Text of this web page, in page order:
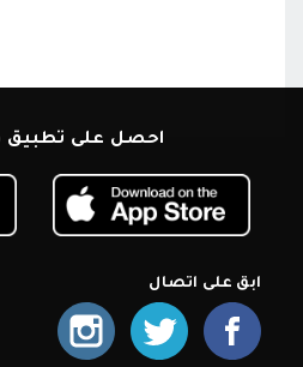
احصل على تطبيق
ابق على اتصال